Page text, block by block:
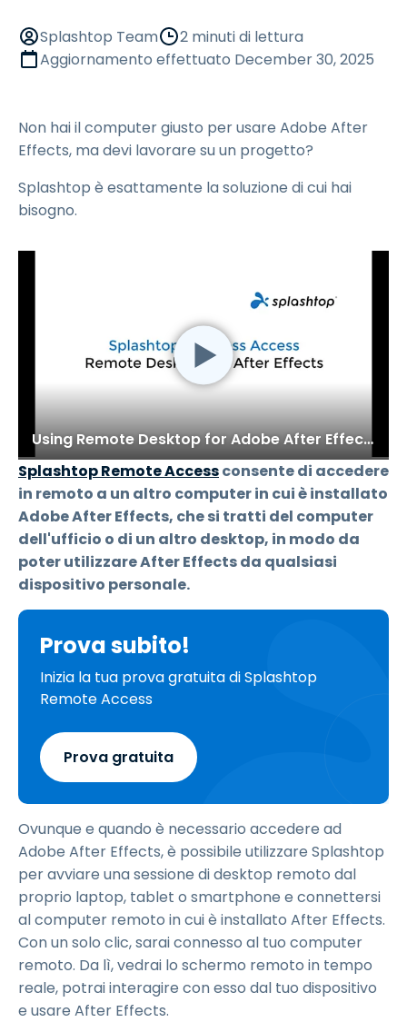
Splashtop Team
2 minuti di lettura
Aggiornamento effettuato December 30, 2025
Non hai il computer giusto per usare Adobe After
Effects, ma devi lavorare su un progetto?
Splashtop è esattamente la soluzione di cui hai
bisogno.
Using Remote Desktop for Adobe After Effects
Splashtop Remote Accessconsente di accedere
in remoto a un altro computer in cui è installato
Adobe After Effects, che si tratti del computer
dell'ufficio o di un altro desktop, in modo da
poter utilizzare After Effects da qualsiasi
dispositivo personale.
Prova subito!
Inizia la tua prova gratuita di Splashtop
Remote Access
Prova gratuita
Ovunque e quando è necessario accedere ad
Adobe After Effects, è possibile utilizzare Splashtop
per avviare una sessione di desktop remoto dal
proprio laptop, tablet o smartphone e connettersi
al computer remoto in cui è installato After Effects.
Con un solo clic, sarai connesso al tuo computer
remoto. Da lì, vedrai lo schermo remoto in tempo
reale, potrai interagire con esso dal tuo dispositivo
e usare After Effects.